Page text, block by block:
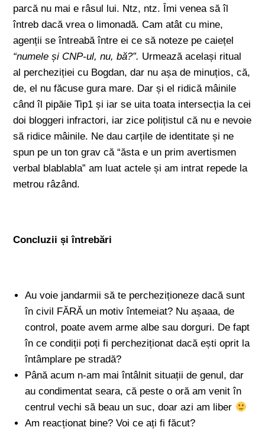
parcă nu mai e râsul lui. Ntz, ntz. Îmi venea să îl
întreb dacă vrea o limonadă. Cam atât cu mine,
agenții se întreabă între ei ce să noteze pe caiețel
“numele și CNP-ul, nu, bă?”. Urmează același ritual
al percheziției cu Bogdan, dar nu așa de minuțios, că,
de, el nu făcuse gura mare. Dar și el ridică mâinile
când îl pipăie Tip1 și iar se uita toata intersecția la cei
doi bloggeri infractori, iar zice polițistul că nu e nevoie
să ridice mâinile. Ne dau carțile de identitate și ne
spun pe un ton grav că “ăsta e un prim avertismen
verbal blablabla” am luat actele și am intrat repede la
metrou râzând.
Concluzii și întrebări
Au voie jandarmii să te percheziționeze dacă sunt
în civil FĂRĂ un motiv întemeiat? Nu așaaa, de
control, poate avem arme albe sau dorguri. De fapt
în ce condiții poți fi percheziționat dacă ești oprit la
întâmplare pe stradă?
Până acum n-am mai întâlnit situații de genul, dar
au condimentat seara, că peste o oră am venit în
centrul vechi să beau un suc, doar azi am liber
Am reacționat bine? Voi ce ați fi făcut?